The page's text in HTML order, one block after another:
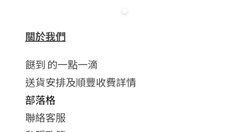
關於我們
餸到 的一點一滴
送貨安排及順豐收費詳情
部落格
聯絡客服